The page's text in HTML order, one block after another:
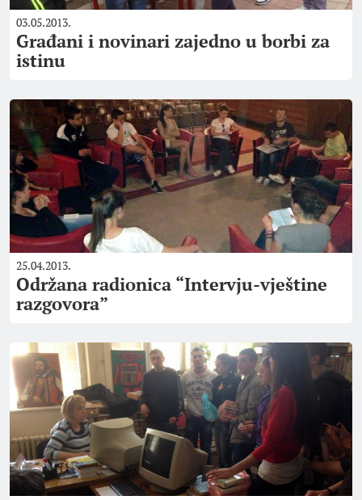
03.05.2013.
Građani i novinari zajedno u borbi za
istinu
25.04.2013.
Održana radionica “Intervju-vještine
razgovora”